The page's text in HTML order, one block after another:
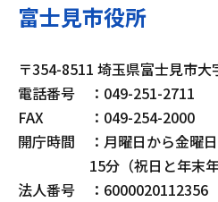
富士見市役所
〒354-8511 埼玉県富士見市
電話番号
：049-251-2711
FAX
：049-254-2000
開庁時間
：月曜日から金曜
15分（祝日と年末
法人番号
：6000020112356